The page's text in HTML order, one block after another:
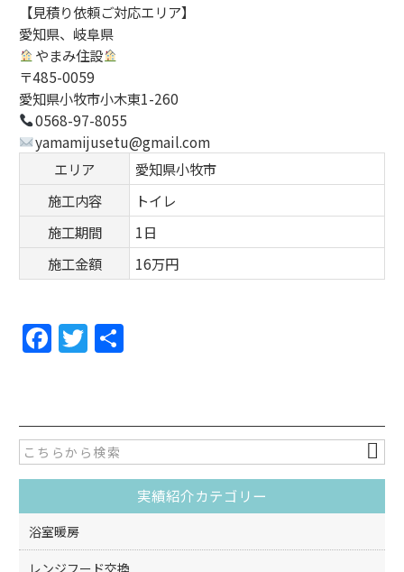
【見積り依頼ご対応エリア】
愛知県、岐阜県
やまみ住設
〒485-0059
愛知県小牧市小木東1-260
0568-97-8055
yamamijusetu@gmail.com
エリア
愛知県小牧市
施工内容
トイレ
施工期間
1日
施工金額
16万円
F
a
e
b
o
o
k
T
w
er
実績紹介カテゴリー
浴室暖房